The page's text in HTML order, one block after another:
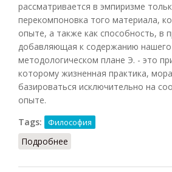
рассматривается в эмпиризме
перекомпоновка того материала,
опыте, а также как способность, в
добавляющая к содержанию нашего
методологическом плане Э. - это
которому жизненная практика,
базироваться исключительно на
опыте.
Tags:
Философия
Подробнее